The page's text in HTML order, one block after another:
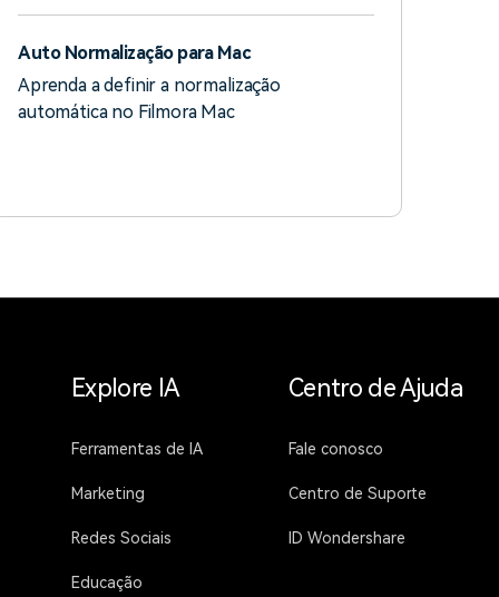
Auto Normalização para Mac
Aprenda a definir a normalização
automática no Filmora Mac
Explore IA
Ferramentas de IA
Marketing
Redes Sociais
Educação
Centro de Ajuda
Fale conosco
Centro de Suporte
ID Wondershare